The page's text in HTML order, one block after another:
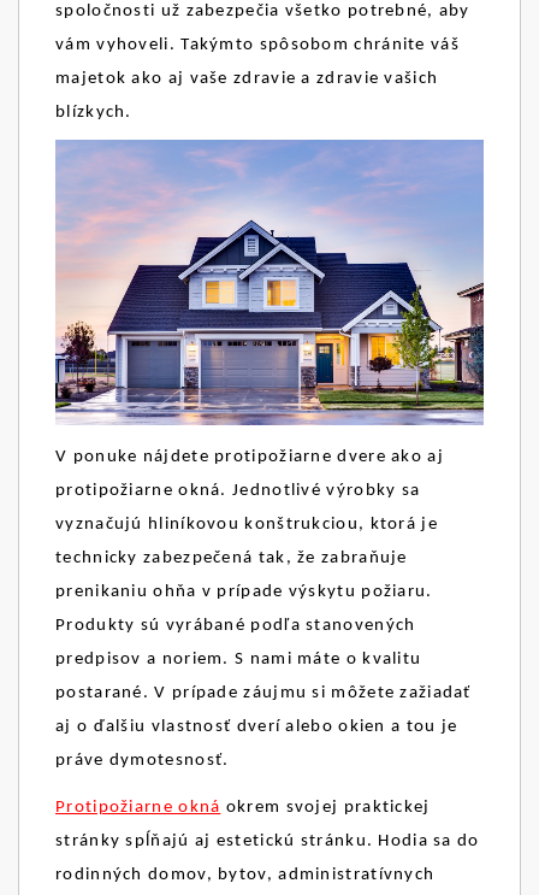
spoločnosti už zabezpečia všetko potrebné, aby
vám vyhoveli. Takýmto spôsobom chránite váš
majetok ako aj vaše zdravie a zdravie vašich
blízkych.
V ponuke nájdete protipožiarne dvere ako aj
protipožiarne okná. Jednotlivé výrobky sa
vyznačujú hliníkovou konštrukciou, ktorá je
technicky zabezpečená tak, že zabraňuje
prenikaniu ohňa v prípade výskytu požiaru.
Produkty sú vyrábané podľa stanovených
predpisov a noriem. S nami máte o kvalitu
postarané. V prípade záujmu si môžete zažiadať
aj o ďalšiu vlastnosť dverí alebo okien a tou je
práve dymotesnosť.
Protipožiarne okná okrem svojej praktickej
stránky spĺňajú aj estetickú stránku. Hodia sa do
rodinných domov, bytov, administratívnych